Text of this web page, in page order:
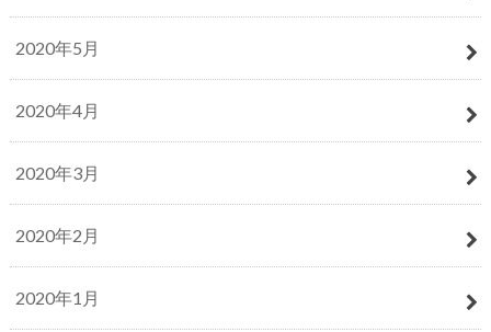
2020年5月
2020年4月
2020年3月
2020年2月
2020年1月